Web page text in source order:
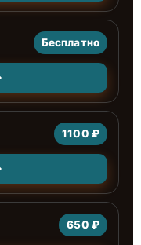
Бесплатно
1100 ₽
650 ₽